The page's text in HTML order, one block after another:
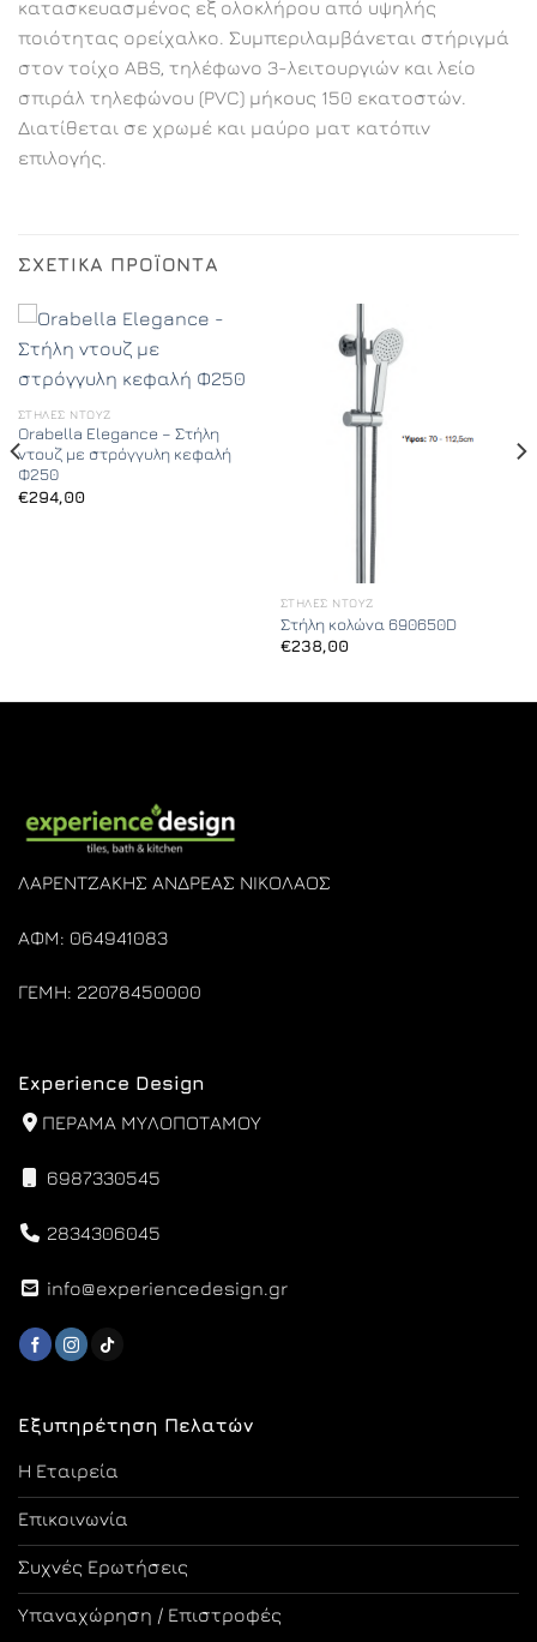
κατασκευασμένος εξ ολοκλήρου από υψηλής
ποιότητας ορείχαλκο. Συμπεριλαμβάνεται στήριγμά
στον τοίχο ABS, τηλέφωνο 3-λειτουργιών και λείο
σπιράλ τηλεφώνου (PVC) μήκους 150 εκατοστών.
Διατίθεται σε χρωμέ και μαύρο ματ κατόπιν
επιλογής.
ΣΧΕΤΙΚΆ ΠΡΟΪΌΝΤΑ
ΣΤΉΛΕΣ ΝΤΟΥΖ
Orabella Elegance – Στήλη
ντουζ με στρόγγυλη κεφαλή
Φ250
€294,00
ΣΤΉΛΕΣ ΝΤΟΥΖ
Στήλη κολώνα 690650D
€238,00
ΛΑΡΕΝΤΖΑΚΗΣ ΑΝΔΡΕΑΣ ΝΙΚΟΛΑΟΣ
ΑΦΜ: 064941083
ΓΕΜΗ: 22078450000
Εξυπηρέτηση Πελατών
Η Εταιρεία
Επικοινωνία
Συχνές Ερωτήσεις
Υπαναχώρηση / Επιστροφές
Experience Design
ΠΕΡΑΜΑ ΜΥΛΟΠΟΤΑΜΟΥ
6987330545
2834306045
info@experiencedesign.gr